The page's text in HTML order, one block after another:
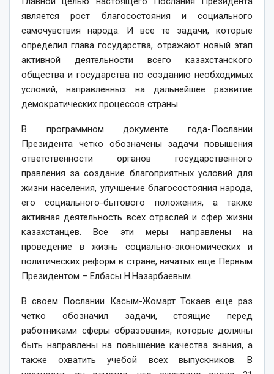
является рост благосостояния и социального
самочувствия народа. И все те задачи, которые
определил глава государства, отражают новый этап
активной деятельности всего казахстанского
общества и государства по созданию необходимых
условий, направленных на дальнейшее развитие
демократических процессов страны.
В программном документе года-Послании
Президента четко обозначены задачи повышения
ответственности органов государственного
правления за создание благоприятных условий для
жизни населения, улучшение благосостояния народа,
его социального-бытового положения, а также
активная деятельность всех отраслей и сфер жизни
казахстанцев. Все эти меры направлены на
проведение в жизнь социально-экономических и
политических реформ в стране, начатых еще Первым
Президентом – Елбасы Н.Назарбаевым.
В своем Послании Касым-Жомарт Токаев еще раз
четко обозначил задачи, стоящие перед
работниками сферы образования, которые должны
быть направлены на повышение качества знания, а
также охватить учебой всех выпускников. В